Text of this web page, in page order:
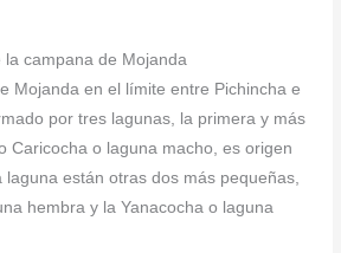
la campana de Mojanda
Mojanda en el límite entre Pichincha e
por tres lagunas, la primera y más
Caricocha o laguna macho, es origen
laguna están otras dos más pequeñas,
hembra y la Yanacocha o laguna